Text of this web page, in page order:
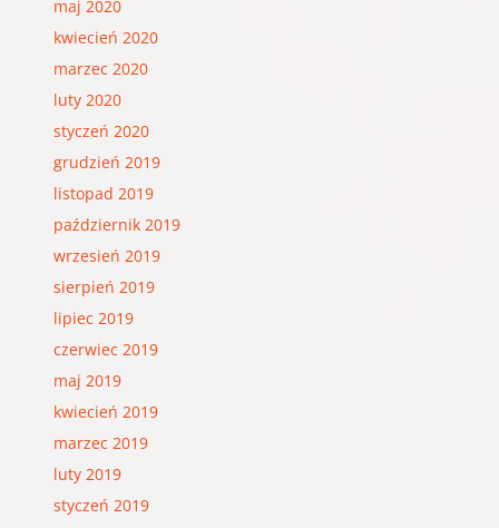
maj 2020
kwiecień 2020
marzec 2020
luty 2020
styczeń 2020
grudzień 2019
listopad 2019
październik 2019
wrzesień 2019
sierpień 2019
lipiec 2019
czerwiec 2019
maj 2019
kwiecień 2019
marzec 2019
luty 2019
styczeń 2019